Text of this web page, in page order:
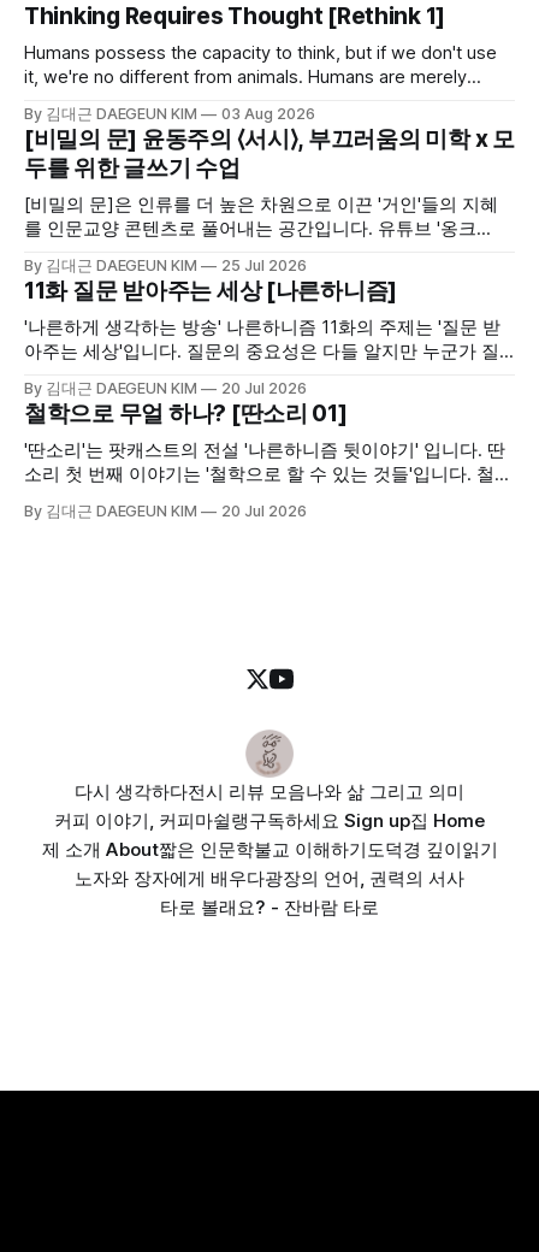
Thinking Requires Thought [Rethink 1]
Humans possess the capacity to think, but if we don't use
it, we're no different from animals. Humans are merely
that capacity is the fork in the road that determines our
humanity.
By 김대근 DAEGEUN KIM 03 Aug 2026
[비밀의 문] 윤동주의 ⟨서시⟩, 부끄러움의 미학 x 모
두를 위한 글쓰기 수업
[비밀의 문]은 인류를 더 높은 차원으로 이끈 '거인'들의 지혜
를 인문교양 콘텐츠로 풀어내는 공간입니다. 유튜브 '옹크
설과 정리 노트로 여러분을 만납니다. [모두를 위한 글쓰기 수
업]은 학생과 수험생들의 문해력 향상과 서술형 글쓰기 실전
연습을 돕기 위한 교육 활동으로 [비밀의 문]과 연계되어 제공
합니다.
By 김대근 DAEGEUN KIM 25 Jul 2026
11화 질문 받아주는 세상 [나른하니즘]
'나른하게 생각하는 방송' 나른하니즘 11화의 주제는 '질문 받
아주는 세상'입니다. 질문의 중요성은 다들 알지만 누군가 질
게 질문하는 것이 어렵고 꺼려지는 세상이라면 그 어떤 누구가
질문을 던질 수 있을까요. 나른하니즘 11화에서는 여기에 대해
생각해 보는 시간을 가져보았습니다.
By 김대근 DAEGEUN KIM 20 Jul 2026
철학으로 무얼 하나? [딴소리 01]
'딴소리'는 팟캐스트의 전설 '나른하니즘 뒷이야기' 입니다. 딴
소리 첫 번째 이야기는 '철학으로 할 수 있는 것들'입니다. 철학
로 할 수 있는 것들, 그리고 저 자신이 할 수 있는 것들에 대해
By 김대근 DAEGEUN KIM 20 Jul 2026
다시 생각하다전시 리뷰 모음나와 삶 그리고 의미
커피 이야기, 커피마쉴랭구독하세요 Sign up집 Home
제 소개 About짧은 인문학불교 이해하기도덕경 깊이읽기
노자와 장자에게 배우다광장의 언어, 권력의 서사
타로 볼래요? - 잔바람 타로